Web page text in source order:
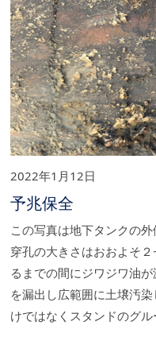
2022年1月12日
予兆保全
この写真は地下タンクの
穿孔の大きさはおおよそ
るまでの間にジワジワ油
を漏出し広範囲に土壌汚
けではなくスタンドのグ